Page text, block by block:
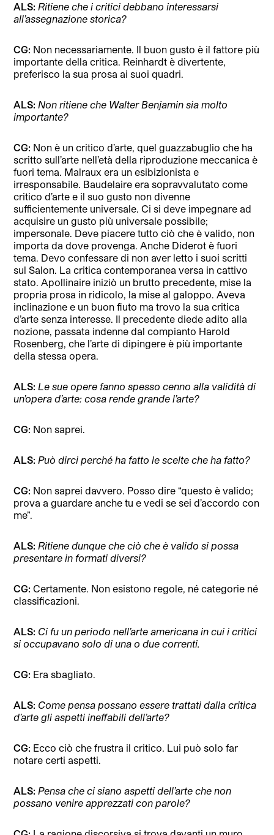
ALS: Ritiene che i critici debbano interessarsi
all’assegnazione storica?
CG: Non necessariamente. Il buon gusto è il fattore più
importante della critica. Reinhardt è divertente,
preferisco la sua prosa ai suoi quadri.
ALS: Non ritiene che Walter Benjamin sia molto
importante?
CG: Non è un critico d’arte, quel guazzabuglio che ha
scritto sull’arte nell’età della riproduzione meccanica è
fuori tema. Malraux era un esibizionista e
irresponsabile. Baudelaire era sopravvalutato come
critico d’arte e il suo gusto non divenne
sufficientemente universale. Ci si deve impegnare ad
acquisire un gusto più universale possibile;
impersonale. Deve piacere tutto ciò che è valido, non
importa da dove provenga. Anche Diderot è fuori
tema. Devo confessare di non aver letto i suoi scritti
sul Salon. La critica contemporanea versa in cattivo
stato. Apollinaire iniziò un brutto precedente, mise la
propria prosa in ridicolo, la mise al galoppo. Aveva
inclinazione e un buon fiuto ma trovo la sua critica
d’arte senza interesse. Il precedente diede adito alla
nozione, passata indenne dal compianto Harold
Rosenberg, che l’arte di dipingere è più importante
della stessa opera.
ALS: Le sue opere fanno spesso cenno alla validità di
un’opera d’arte: cosa rende grande l’arte?
CG: Non saprei.
ALS:Può dirci perché ha fatto le scelte che ha fatto?
CG: Non saprei davvero. Posso dire “questo è valido;
prova a guardare anche tu e vedi se sei d’accordo con
me”.
ALS: Ritiene dunque che ciò che è valido si possa
presentare in formati diversi?
CG: Certamente. Non esistono regole, né categorie né
classificazioni.
ALS: Ci fu un periodo nell’arte americana in cui i critici
si occupavano solo di una o due correnti.
CG: Era sbagliato.
ALS: Come pensa possano essere trattati dalla critica
d’arte gli aspetti ineffabili dell’arte?
CG: Ecco ciò che frustra il critico. Lui può solo far
notare certi aspetti.
ALS: Pensa che ci siano aspetti dell’arte che non
possano venire apprezzati con parole?